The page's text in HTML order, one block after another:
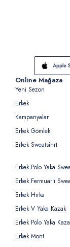
Online Mağaza
Yeni Sezon
Erkek
Kampanyalar
Erkek Gömlek
Erkek Sweatsihrt
Erkek Polo Yaka
Erkek Fermuarlı
Erkek Hırka
Erkek V Yaka Kazak
Erkek Polo Yaka
Erkek Mont